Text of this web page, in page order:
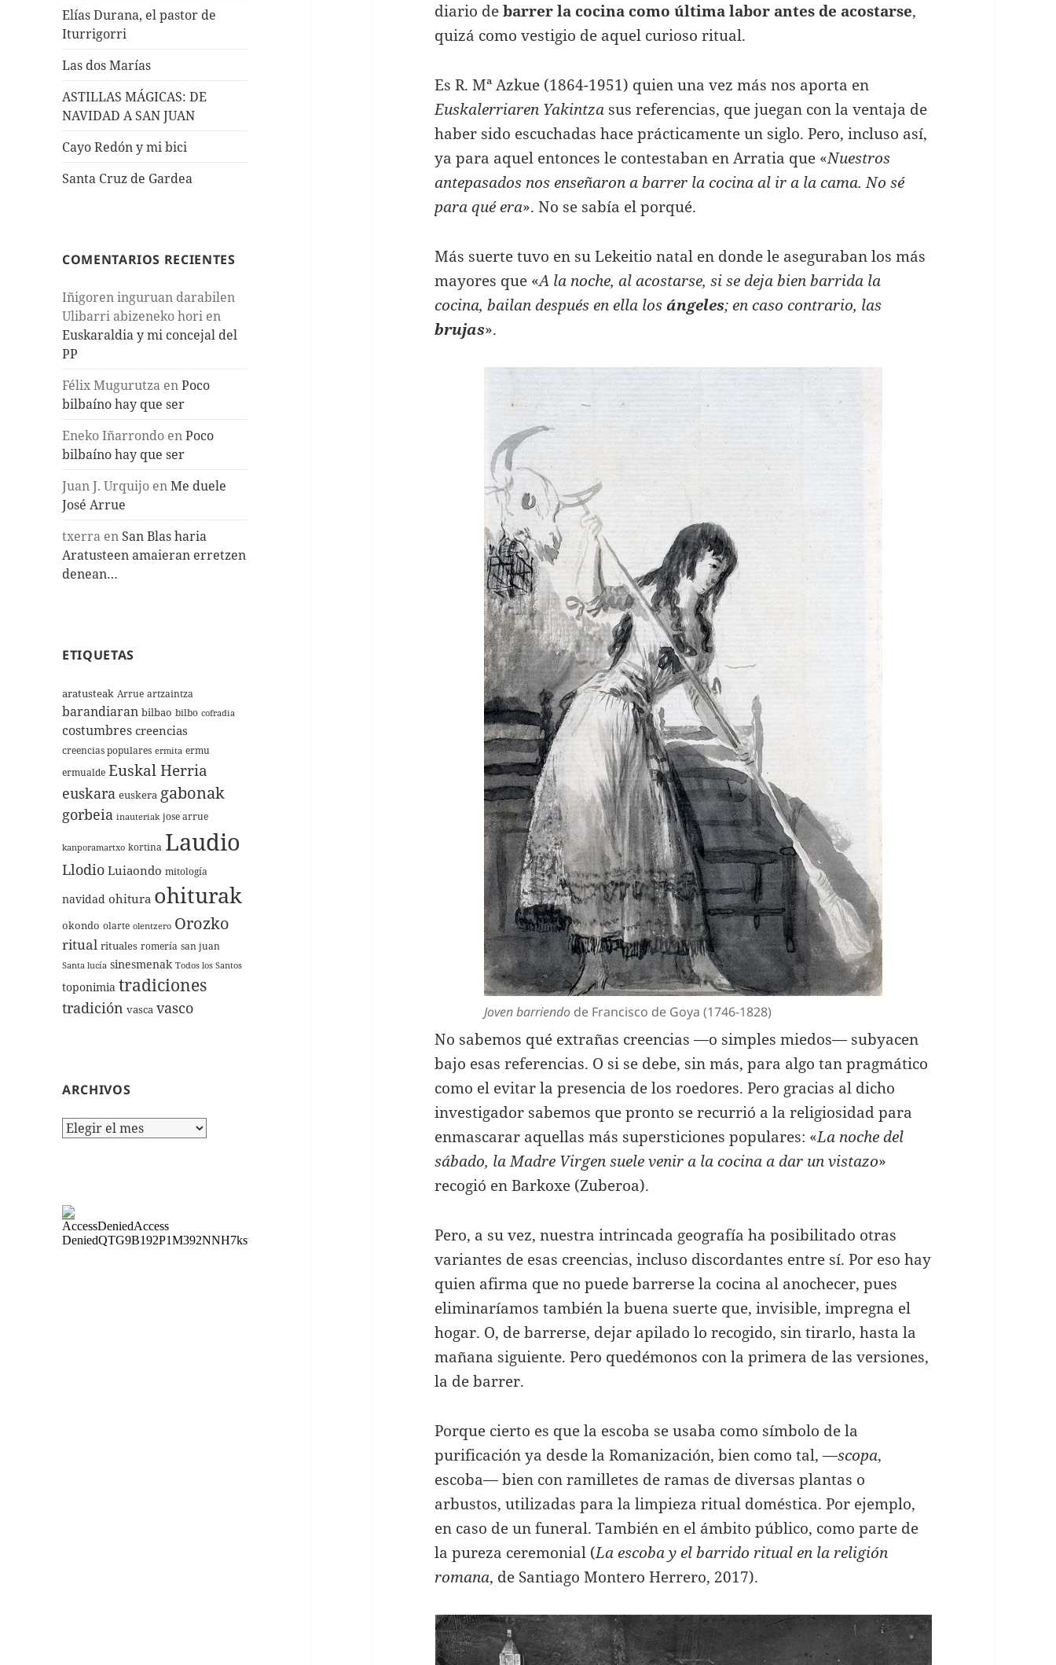
Elías Durana, el pastor de
Iturrigorri
Las dos Marías
ASTILLAS MÁGICAS: DE
NAVIDAD A SAN JUAN
Cayo Redón y mi bici
Santa Cruz de Gardea
COMENTARIOS RECIENTES
Iñigoren inguruan darabilen
Ulibarri abizeneko hori en
Euskaraldia y mi concejal del
PP
Félix Mugurutza enPoco
bilbaíno hay que ser
Eneko Iñarrondo enPoco
bilbaíno hay que ser
Juan J. Urquijo enMe duele
José Arrue
txerra en San Blas haria
Aratusteen amaieran erretzen
denean…
ETIQUETAS
aratusteak Arrue artzaintza
barandiaran bilbao bilbo cofradia
costumbres creencias
creencias populares ermita ermu
ermualde Euskal Herria
euskara euskera gabonak
gorbeia inauteriak jose arrue
kanporamartxo kortina Laudio
Llodio Luiaondo mitología
navidad ohitura ohiturak
okondo olarte olentzero Orozko
ritual rituales romería san juan
Santa lucía sinesmenak Todos los Santos
toponimia tradiciones
tradición vasca vasco
ARCHIVOS
Archivos
diario debarrer la cocina como última labor antes de acostarse,
quizá como vestigio de aquel curioso ritual.
Es R. Mª Azkue (1864-1951) quien una vez más nos aporta en
Euskalerriaren Yakintza sus referencias, que juegan con la ventaja de
haber sido escuchadas hace prácticamente un siglo. Pero, incluso así,
ya para aquel entonces le contestaban en Arratia que «Nuestros
antepasados nos enseñaron a barrer la cocina al ir a la cama. No sé
para qué era». No se sabía el porqué.
Más suerte tuvo en su Lekeitio natal en donde le aseguraban los más
mayores que «A la noche, al acostarse, si se deja bien barrida la
cocina, bailan después en ella losángeles; en caso contrario, las
brujas».
Joven barriendo de Francisco de Goya (1746-1828)
No sabemos qué extrañas creencias —o simples miedos— subyacen
bajo esas referencias. O si se debe, sin más, para algo tan pragmático
como el evitar la presencia de los roedores. Pero gracias al dicho
investigador sabemos que pronto se recurrió a la religiosidad para
enmascarar aquellas más supersticiones populares: «La noche del
sábado, la Madre Virgen suele venir a la cocina a dar un vistazo»
recogió en Barkoxe (Zuberoa).
Pero, a su vez, nuestra intrincada geografía ha posibilitado otras
variantes de esas creencias, incluso discordantes entre sí. Por eso hay
quien afirma que no puede barrerse la cocina al anochecer, pues
eliminaríamos también la buena suerte que, invisible, impregna el
hogar. O, de barrerse, dejar apilado lo recogido, sin tirarlo, hasta la
mañana siguiente. Pero quedémonos con la primera de las versiones,
la de barrer.
Porque cierto es que la escoba se usaba como símbolo de la
purificación ya desde la Romanización, bien como tal, —scopa,
escoba— bien con ramilletes de ramas de diversas plantas o
arbustos, utilizadas para la limpieza ritual doméstica. Por ejemplo,
en caso de un funeral. También en el ámbito público, como parte de
la pureza ceremonial (La escoba y el barrido ritual en la religión
romana, de Santiago Montero Herrero, 2017).